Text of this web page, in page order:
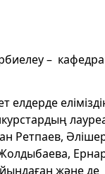
–
Ретпаев,
және де